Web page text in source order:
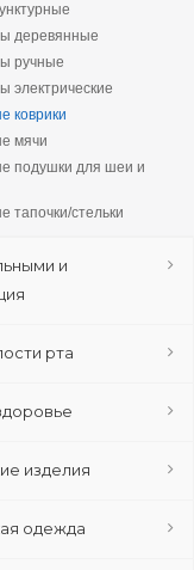
деревянные
ручные
электрические
коврики
мячи
подушки для шеи и
тапочки/стельки
и
рта
изделия
одежда